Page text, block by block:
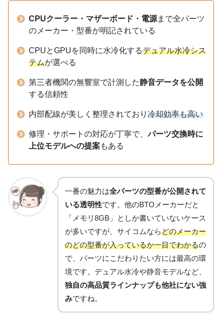
CPUクーラー・マザーボード・電源まで全パーツ
のメーカー・型番が明記されている
CPUとGPUを同時に水冷化するデュアル水冷シス
テムが選べる
第三者機関の無響室で計測した静音データを公開
する信頼性
内部配線が美しく整理されており 冷却効率も高い
修理・サポートの対応が丁寧で、パーツ交換時に
上位モデルへの提案もある
一番の魅力は全パーツの型番が公開されて
いる透明性です。他のBTOメーカーだと
「メモリ8GB」としか書いていないケース
が多いですが、サイコムならどのメーカー
のどの型番が入っているか一目でわかるの
で、パーツにこだわりたい方には最高の環
境です。デュアル水冷や静音モデルなど、
独自の高品質ラインナップも他社にない強
みですね。